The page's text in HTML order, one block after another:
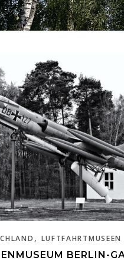
, LUFTFAHRTMUSEEN
BERLIN-